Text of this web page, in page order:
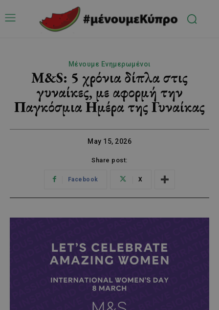
Μένουμε Ενημερωμένοι
M&S: 5 χρόνια δίπλα στις
γυναίκες, με αφορμή την
Παγκόσμια Ημέρα της Γυναίκας
May 15, 2026
Share post:
Facebook X